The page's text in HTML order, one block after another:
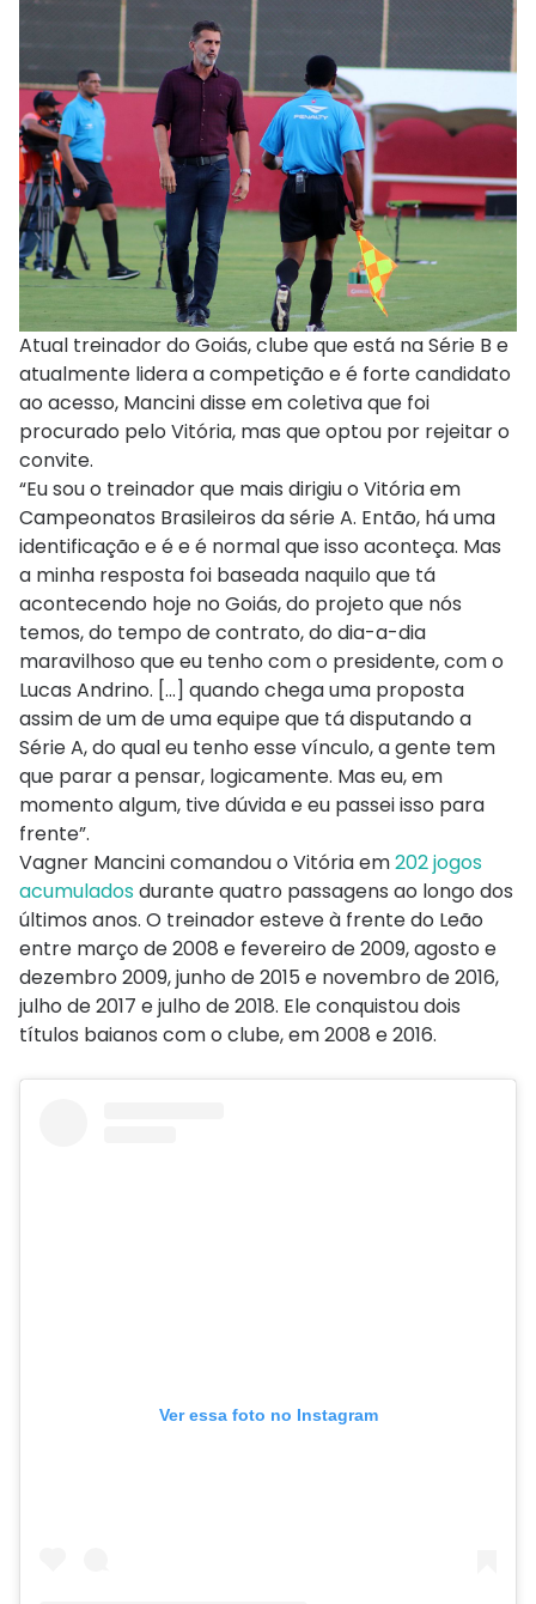
Atual treinador do Goiás, clube que está na Série B e
atualmente lidera a competição e é forte candidato
ao acesso, Mancini disse em coletiva que foi
procurado pelo Vitória, mas que optou por rejeitar o
convite.
“Eu sou o treinador que mais dirigiu o Vitória em
Campeonatos Brasileiros da série A. Então, há uma
identificação e é e é normal que isso aconteça. Mas
a minha resposta foi baseada naquilo que tá
acontecendo hoje no Goiás, do projeto que nós
temos, do tempo de contrato, do dia-a-dia
maravilhoso que eu tenho com o presidente, com o
Lucas Andrino. [...] quando chega uma proposta
assim de um de uma equipe que tá disputando a
Série A, do qual eu tenho esse vínculo, a gente tem
que parar a pensar, logicamente. Mas eu, em
momento algum, tive dúvida e eu passei isso para
frente”.
Vagner Mancini comandou o Vitória em202 jogos
acumuladosdurante quatro passagens ao longo dos
últimos anos. O treinador esteve à frente do Leão
entre março de 2008 e fevereiro de 2009, agosto e
dezembro 2009, junho de 2015 e novembro de 2016,
julho de 2017 e julho de 2018. Ele conquistou dois
títulos baianos com o clube, em 2008 e 2016.
Ver essa foto no Instagram